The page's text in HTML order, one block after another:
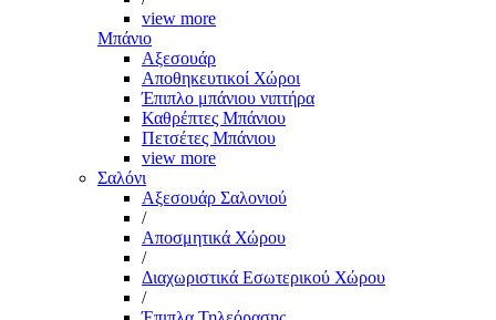
view more
Μπάνιο
Αξεσουάρ
Αποθηκευτικοί Χώροι
Έπιπλο μπάνιου νιπτήρα
Καθρέπτες Μπάνιου
Πετσέτες Μπάνιου
view more
Σαλόνι
Αξεσουάρ Σαλονιού
/
Αποσμητικά Χώρου
/
Διαχωριστικά Εσωτερικού Χώρου
/